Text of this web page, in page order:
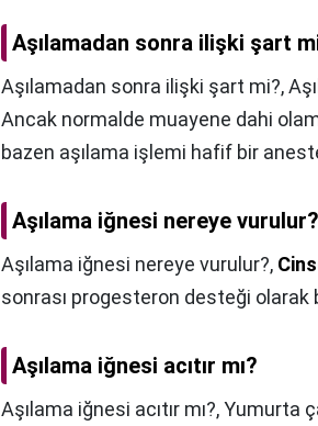
Aşılamadan sonra ilişki şart
Aşılamadan sonra ilişki şart mi?,
Ancak normalde muayene dahi
bazen aşılama işlemi hafif bir
Aşılama iğnesi nereye vurulur?
Aşılama iğnesi nereye vurulur?,
sonrası progesteron desteği olarak
Aşılama iğnesi acıtır mı?
Aşılama iğnesi acıtır mı?,Yumurta